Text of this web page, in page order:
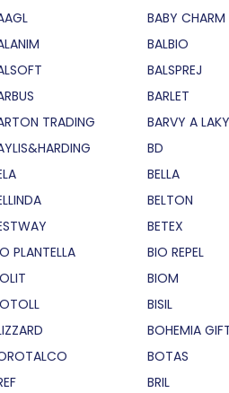
BABY CHARM
BALBIO
BALSPREJ
BARLET
TRADING BARVY A
BD
BELLA
BELTON
BETEX
PLANTELLA BIO REPEL
BIOM
BISIL
BOHEMIA
BOTAS
BRIL